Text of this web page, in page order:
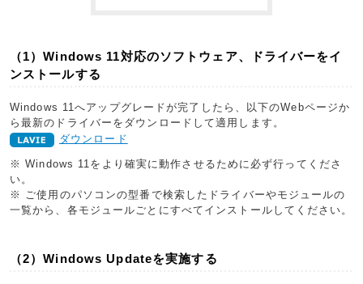
（1）Windows 11対応のソフトウェア、ドライバーをイ
ンストールする
Windows 11へアップグレードが完了したら、以下のWebページか
ら最新のドライバーをダウンロードして適用します。
ダウンロード
※ Windows 11をより確実に動作させるために必ず行ってくださ
い。
※ ご使用のパソコンの型番で検索したドライバーやモジュールの
一覧から、各モジュールごとにすべてインストールしてください。
（2）Windows Updateを実施する